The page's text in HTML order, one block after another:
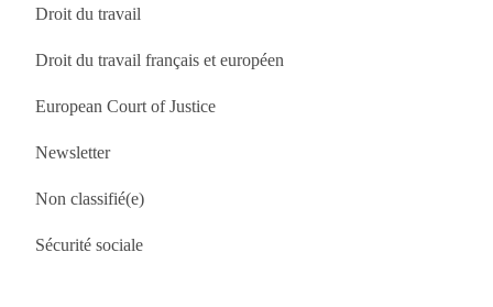
Droit du travail
Droit du travail français et européen
European Court of Justice
Newsletter
Non classifié(e)
Sécurité sociale